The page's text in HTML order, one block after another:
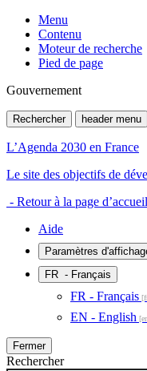
Menu
Contenu
Moteur de recherche
Pied de page
Gouvernement
Rechercher header menu
L’Agenda 2030 en France
Le site des objectifs de
- Retour à la page d’accueil
Aide
Paramètres
FR - Français
FR - Français
EN - English
Fermer
Rechercher